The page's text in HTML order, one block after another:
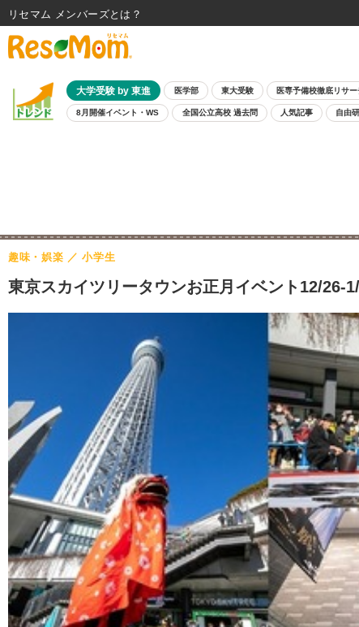
大学受験 by 東進 医学部 東大受験 医専予備校徹底リサー
8月開催イベント・WS 全国公立高校 過去問 人気記事 自由
東京スカイツリータウンお正月イベント12/26-
趣味・娯楽 小学生
リセマム メンバーズ